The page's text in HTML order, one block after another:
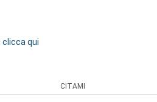
clicca qui
CITAMI